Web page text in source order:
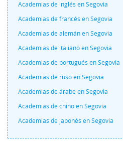
Academias de inglés en Segovia
Academias de francés en Segovia
Academias de alemán en Segovia
Academias de italiano en Segovia
Academias de portugués en Segovia
Academias de ruso en Segovia
Academias de árabe en Segovia
Academias de chino en Segovia
Academias de japonés en Segovia